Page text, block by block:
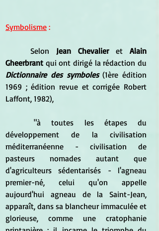
Symbolisme :
	Selon
Jean Chevalier et Alain
Gheerbrant
Dictionnaire des symboles (1ère édition
1969 ; édition revue et corrigée Robert
Laffont, 1982),
	"à toutes les étapes du
développement de la civilisation
méditerranéenne - civilisation de
pasteurs nomades autant que
d'agriculteurs sédentarisés - l'agneau
premier-né, celui qu'on appelle
aujourd'hui agneau de la Saint-Jean,
apparaît, dans sa blancheur immaculée et
glorieuse, comme une cratophanie